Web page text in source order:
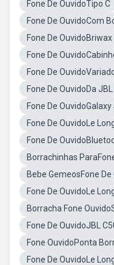
Fone De OuvidoTipo C
Fone De OuvidoCom
Fone De OuvidoBriwax
Fone De
Fone De
Fone De OuvidoDa JBL
Fone De OuvidoGalaxy
Fone De OuvidoLe
Fone De
Borrachinhas
Bebe GemeosFone De
Fone De OuvidoLe
Borracha Fone
Fone De OuvidoJBL
Fone OuvidoPonta
Fone De OuvidoLe